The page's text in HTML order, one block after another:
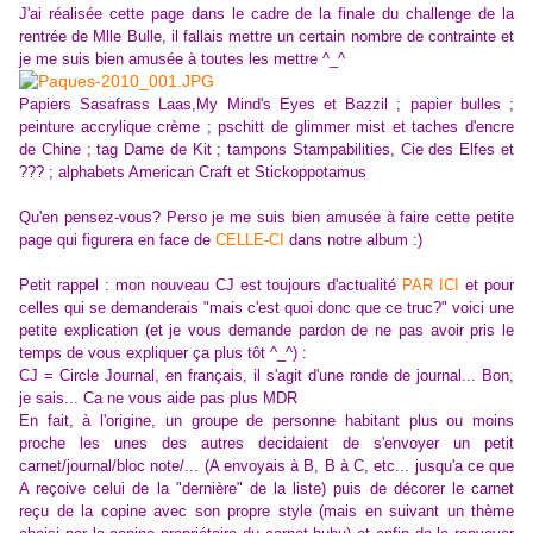
J'ai réalisée cette page dans le cadre de la finale du challenge de la
rentrée de Mlle Bulle, il fallais mettre un certain nombre de contrainte et
je me suis bien amusée à toutes les mettre ^_^
Papiers Sasafrass Laas,My Mind's Eyes et Bazzil ; papier bulles ;
peinture accrylique crème ; pschitt de glimmer mist et taches d'encre
de Chine ; tag Dame de Kit ; tampons Stampabilities, Cie des Elfes et
??? ; alphabets American Craft et Stickoppotamus
Qu'en pensez-vous? Perso je me suis bien amusée à faire cette petite
page qui figurera en face de CELLE-CI dans notre album :)
Petit rappel : mon nouveau CJ est toujours d'actualité PAR ICI et pour
celles qui se demanderais "mais c'est quoi donc que ce truc?" voici une
petite explication (et je vous demande pardon de ne pas avoir pris le
temps de vous expliquer ça plus tôt ^_^) :
CJ = Circle Journal, en français, il s'agit d'une ronde de journal... Bon,
je sais... Ca ne vous aide pas plus MDR
En fait, à l'origine, un groupe de personne habitant plus ou moins
proche les unes des autres decidaient de s'envoyer un petit
carnet/journal/bloc note/... (A envoyais à B, B à C, etc... jusqu'a ce que
A reçoive celui de la "dernière" de la liste) puis de décorer le carnet
reçu de la copine avec son propre style (mais en suivant un thème